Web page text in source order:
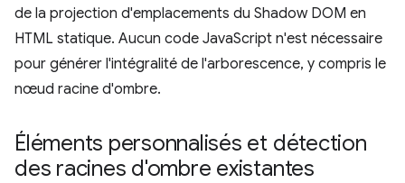
de la projection d'emplacements du Shadow DOM en
HTML statique. Aucun code JavaScript n'est nécessaire
pour générer l'intégralité de l'arborescence, y compris le
nœud racine d'ombre.
Éléments personnalisés et détection
des racines d'ombre existantes